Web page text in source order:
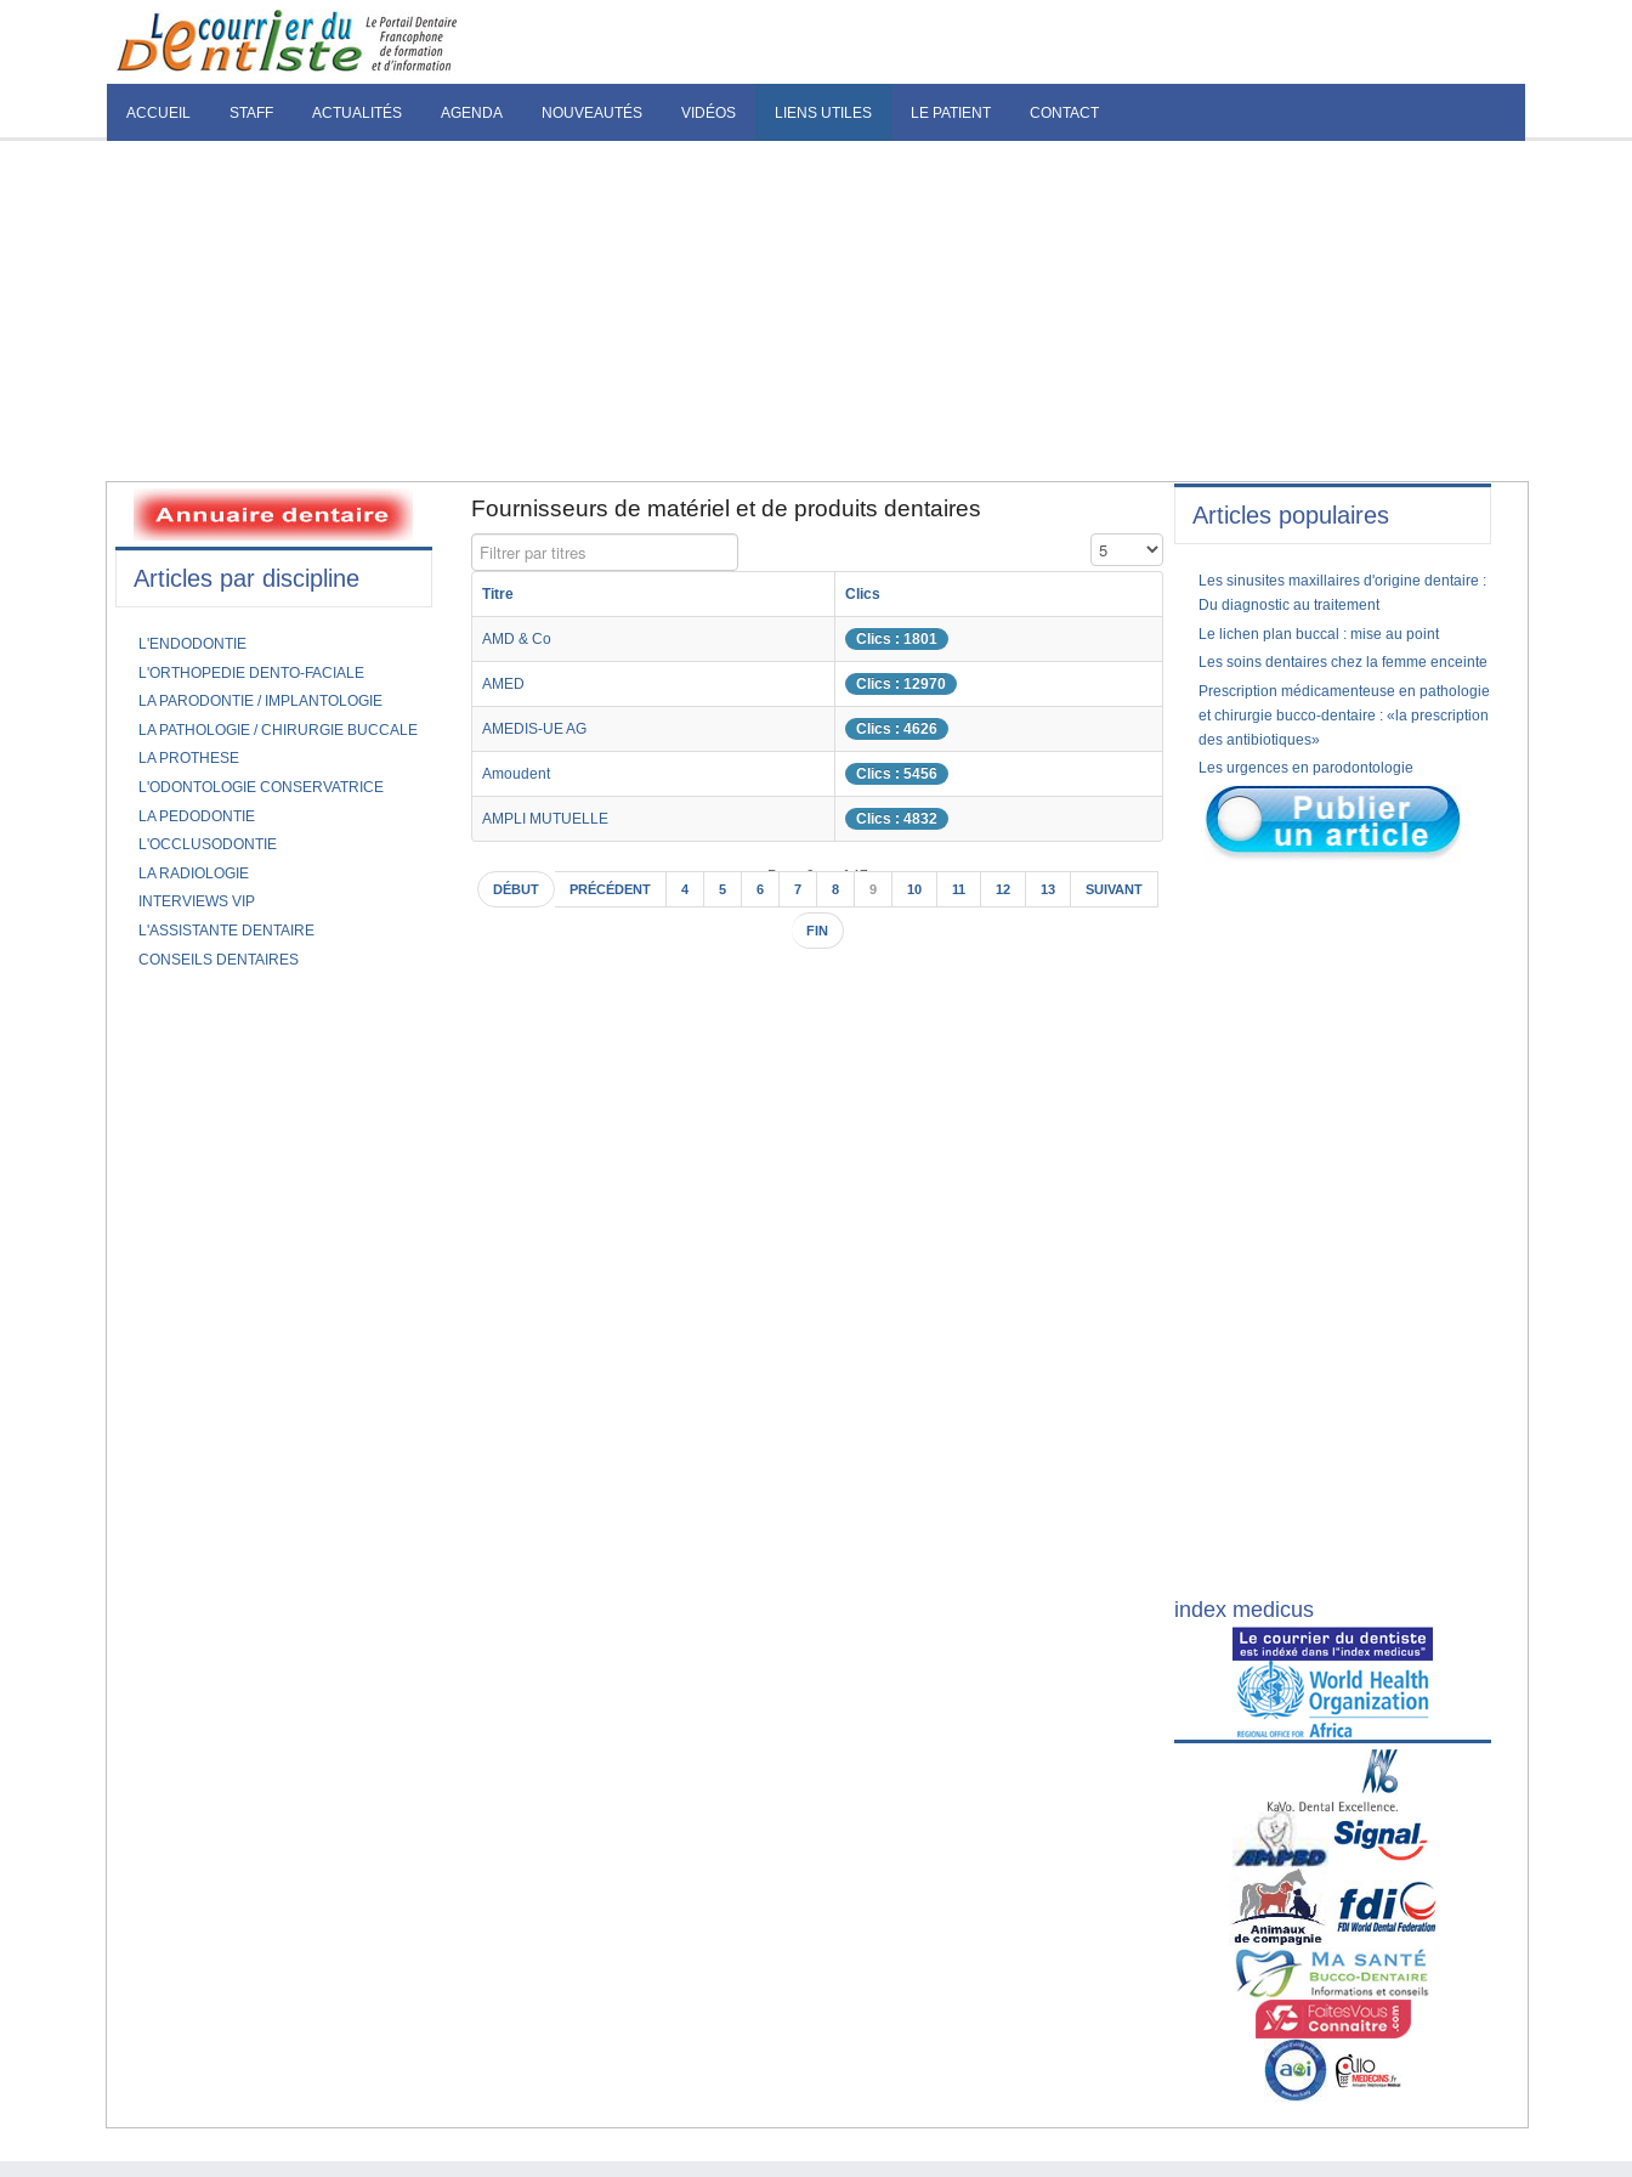
ACCUEIL STAFF ACTUALITÉS AGENDA NOUVEAUTÉS VIDÉOS LIENS UTILES LE PATIENT CONTACT
Fournisseurs de matériel et de produits dentaires
Filtrer par titres Affichage #
Titre Clics
AMD & Co Clics : 1801
AMED Clics : 12970
AMEDIS-UE AG Clics : 4626
Amoudent Clics : 5456
AMPLI MUTUELLE Clics : 4832
Page 9 sur 147
DÉBUT PRÉCÉDENT 4 5 6 7 8 9 10 11 12 13 SUIVANT
FIN
Articles par discipline
L'ENDODONTIE
L'ORTHOPEDIE DENTO-FACIALE
LA PARODONTIE / IMPLANTOLOGIE
LA PATHOLOGIE / CHIRURGIE BUCCALE
LA PROTHESE
L'ODONTOLOGIE CONSERVATRICE
LA PEDODONTIE
L'OCCLUSODONTIE
LA RADIOLOGIE
INTERVIEWS VIP
L'ASSISTANTE DENTAIRE
CONSEILS DENTAIRES
Articles populaires
Les sinusites maxillaires d'origine dentaire :
Du diagnostic au traitement
Le lichen plan buccal : mise au point
Les soins dentaires chez la femme enceinte
Prescription médicamenteuse en pathologie
et chirurgie bucco-dentaire : «la prescription
des antibiotiques»
Les urgences en parodontologie
index medicus